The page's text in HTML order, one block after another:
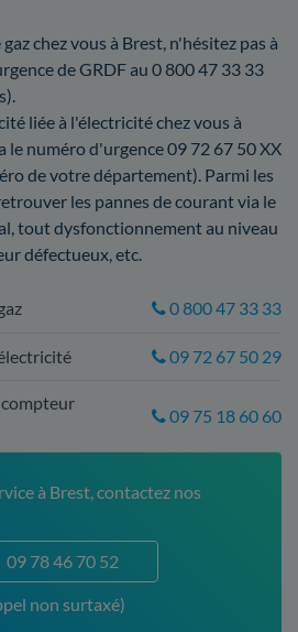
chez vous à Brest, n'hésitez pas à
de GRDF au 0 800 47 33 33
liée à l'électricité chez vous à
le numéro d'urgence 09 72 67 50 XX
de votre département). Parmi les
les pannes de courant via le
tout dysfonctionnement au niveau
défectueux, etc.
0 800 47 33 33
09 72 67 50 29
compteur
09 75 18 60 60
à Brest, contactez nos
09 78 46 70 52
non surtaxé)